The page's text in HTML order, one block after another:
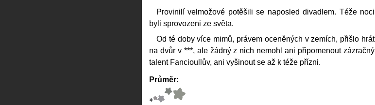
Provinilí velmožové potěšili se naposled divadlem. Téže noci
byli sprovozeni ze světa.
Od té doby více mimů, právem oceněných v zemích, přišlo hrát
na dvůr v ***, ale žádný z nich nemohl ani připomenout zázračný
talent Fancioullův, ani vyšinout se až k téže přízni.
Průměr: